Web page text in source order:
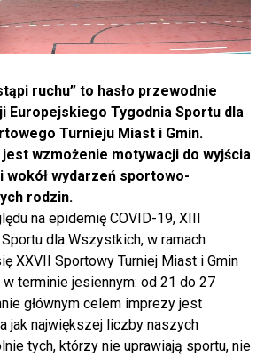
ruchu” to hasło przewodnie
Europejskiego Tygodnia Sportu dla
Turnieju Miast i Gmin.
wzmożenie motywacji do wyjścia
wokół wydarzeń sportowo-
rodzin.
na epidemię COVID-19, XIII
dla Wszystkich, w ramach
XXVII Sportowy Turniej Miast i Gmin
terminie jesiennym: od 21 do 27
głównym celem imprezy jest
jak największej liczby naszych
tych, którzy nie uprawiają sportu, nie